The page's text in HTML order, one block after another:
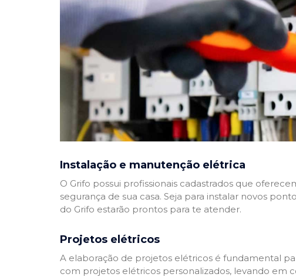
Instalação e manutenção elétrica
O Grifo possui profissionais cadastrados que
segurança de sua casa. Seja para instalar novos
do Grifo estarão prontos para te atender.
Projetos elétricos
A elaboração de projetos elétricos é fundamental
com projetos elétricos personalizados, levando em